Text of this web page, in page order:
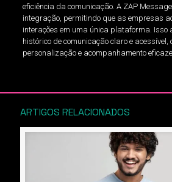
eficiência da comunicação. A ZAP
integração, permitindo que as empresas
interações em uma única plataforma. Isso
histórico de comunicação claro e
personalização e acompanhamento
ARTIGOS RELACIONADOS